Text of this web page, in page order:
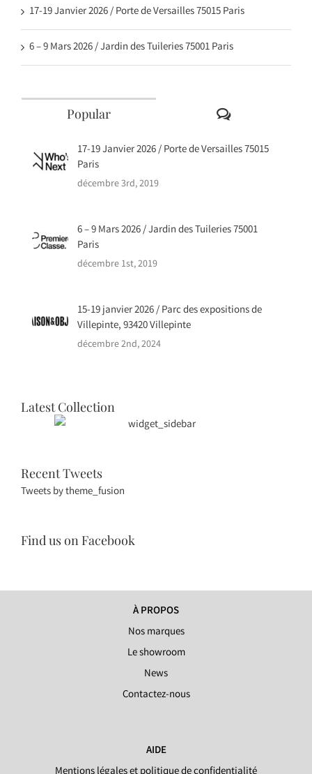
17-19 Janvier 2026 / Porte de Versailles 75015 Paris
6 – 9 Mars 2026 / Jardin des Tuileries 75001 Paris
Popular Comments
17-19 Janvier 2026 / Porte de Versailles 75015
Paris
décembre 3rd, 2019
6 – 9 Mars 2026 / Jardin des Tuileries 75001
Paris
décembre 1st, 2019
15-19 janvier 2026 / Parc des expositions de
Villepinte, 93420 Villepinte
décembre 2nd, 2024
Latest Collection
Recent Tweets
Tweets by theme_fusion
Find us on Facebook
À PROPOS
Nos marques
Le showroom
News
Contactez-nous
AIDE